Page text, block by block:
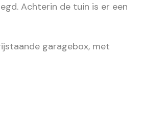
Achterin de tuin is er een
garagebox, met